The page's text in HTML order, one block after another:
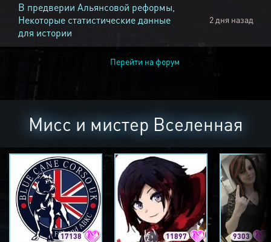
В предверии Альянсовой реформы,
Некоторые статистические данные
для истории
2 дня назад
Перейти на форум
Мисс и мистер Вселенная
17138 11897 9303